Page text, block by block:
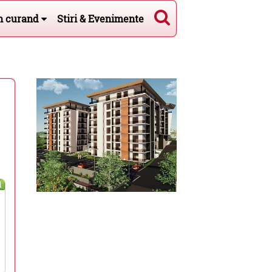
curand Stiri & Evenimente